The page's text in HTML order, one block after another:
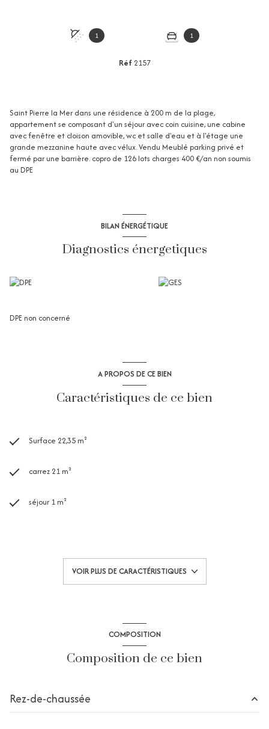
1 1
Réf 2157
Saint Pierre la Mer dans une résidence à 200 m de la plage,
appartement se composant d'un séjour avec coin cuisine, une cabine
avec fenêtre et cloison amovible, wc et salle d'eau et à l'étage une
grande mezzanine haute avec vélux. Vendu Meublé parking privé et
fermé par une barrière. copro de 126 lots charges 400 €/an non soumis
au DPE
BILAN ÉNERGÉTIQUE
Diagnostics énergetiques
DPE non concerné
A PROPOS DE CE BIEN
Caractéristiques de ce bien
Surface 22,35 m²
carrez 21 m²
séjour 1 m²
1 parking(s)
2 niveau(x)
VOIR PLUS DE CARACTÉRISTIQUES
COMPOSITION
Composition de ce bien
Rez-de-chaussée